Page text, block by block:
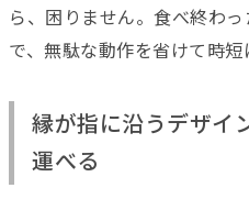
ら、困りません。食べ終わ
で、無駄な動作を省けて時短
縁が指に沿うデザイ
運べる